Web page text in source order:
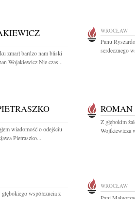
zmarł bardzo nam bliski
Wojakiewicz Nie czas...
WROCŁAW
Panu
serdecznego
wiadomość o odejściu
Pietraszko...
Z głębokim
Wojtkiewicza
współczucia z
WROCŁAW